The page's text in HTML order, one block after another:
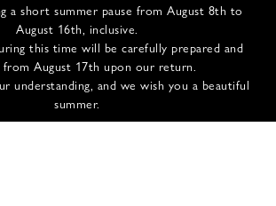
a short summer pause from August 8th to
August 16th, inclusive.
this time will be carefully prepared and
from August 17th upon our return.
understanding, and we wish you a beautiful
summer.